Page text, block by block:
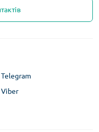
Telegram
Viber